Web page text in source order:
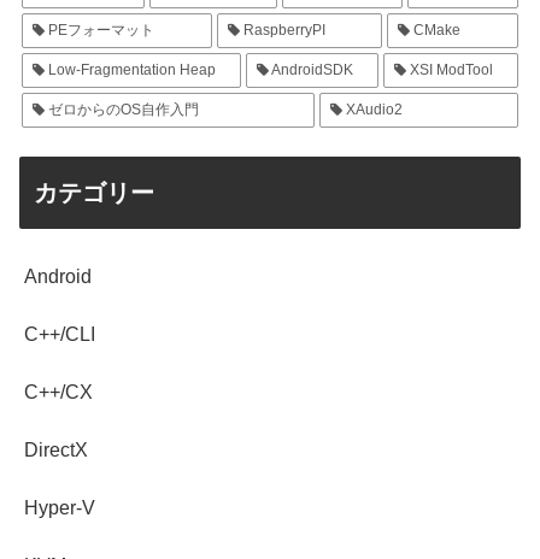
PEフォーマット RaspberryPI CMake
Low-Fragmentation Heap AndroidSDK XSI ModTool
ゼロからのOS自作入門 XAudio2
カテゴリー
Android
C++/CLI
C++/CX
DirectX
Hyper-V